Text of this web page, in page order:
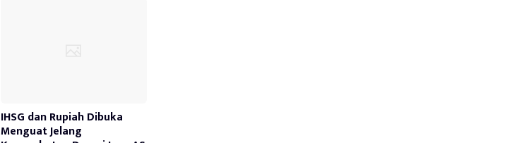
IHSG dan Rupiah Dibuka
Menguat Jelang